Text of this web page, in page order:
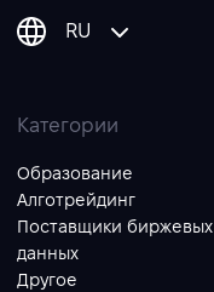
RU
Категории
Образование
Алготрейдинг
Поставщики биржевых
данных
Другое